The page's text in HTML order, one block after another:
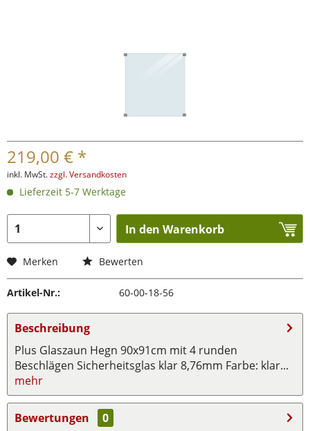
219,00 € *
inkl. MwSt.zzgl. Versandkosten
Lieferzeit 5-7 Werktage
In den Warenkorb
Merken Bewerten
Artikel-Nr.: 60-00-18-56
Beschreibung
Plus Glaszaun Hegn 90x91cm mit 4 runden
Beschlägen Sicherheitsglas klar 8,76mm Farbe: klar...
mehr
Bewertungen
0